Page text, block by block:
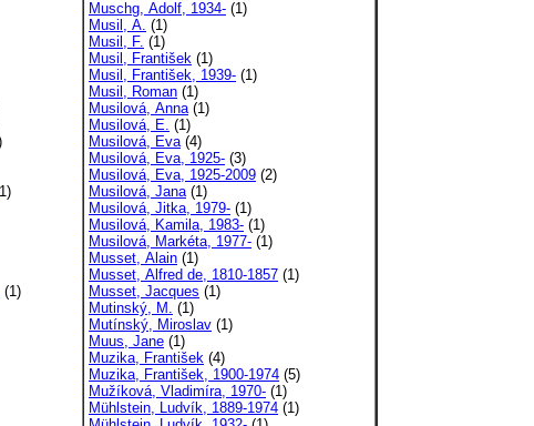
(1)
Muschg, Adolf, 1934- (1)
Musil, A. (1)
Musil, F. (1)
Musil, František (1)
Musil, František, 1939- (1)
Musil, Roman (1)
Musilová, Anna(1)
Musilová, E. (1)
Musilová, Eva(4)
Musilová, Eva, 1925- (3)
Musilová, Eva, 1925-2009 (2)
Musilová, Jana(1)
Musilová, Jitka, 1979- (1)
Musilová, Kamila, 1983- (1)
Musilová, Markéta, 1977- (1)
Musset, Alain (1)
Musset, Alfred de, 1810-1857 (1)
Musset, Jacques (1)
Mutinský, M. (1)
Mutínský, Miroslav (1)
Muus, Jane (1)
Muzika, František (4)
Muzika, František, 1900-1974 (5)
Mužíková, Vladimíra, 1970- (1)
Mühlstein, Ludvík, 1889-1974 (1)